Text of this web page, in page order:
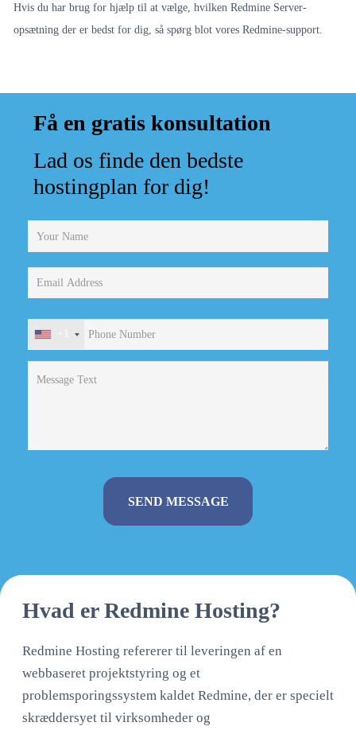
Hvis du har brug for hjælp til at vælge, hvilken Redmine Server-
opsætning der er bedst for dig, så spørg blot vores Redmine-support.
Få en gratis konsultation
Lad os finde den bedste
hostingplan for dig!
Hvad er Redmine Hosting?
Redmine Hosting refererer til leveringen af en
webbaseret projektstyring og et
problemsporingssystem kaldet Redmine, der er specielt
skræddersyet til virksomheder og